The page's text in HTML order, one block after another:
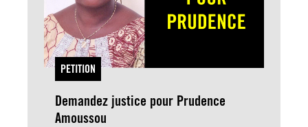
PETITION
Demandez justice pour Prudence
Amoussou